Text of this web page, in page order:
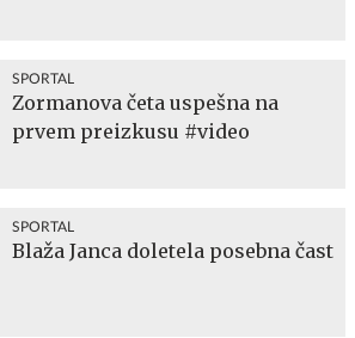
SPORTAL
Zormanova četa uspešna na
prvem preizkusu #video
SPORTAL
Blaža Janca doletela posebna čast